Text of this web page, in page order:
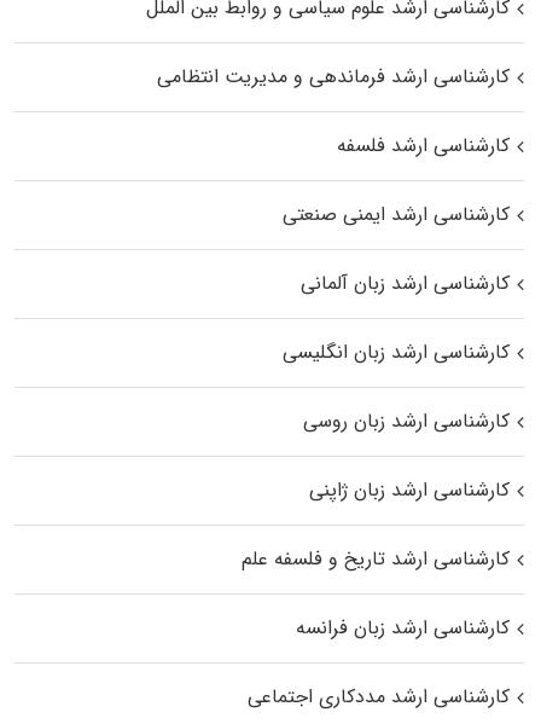
کارشناسی ارشد علوم سیاسی و روابط بین الملل
کارشناسی ارشد فرماندهی و مدیریت انتظامی
کارشناسی ارشد فلسفه
کارشناسی ارشد ایمنی صنعتی
کارشناسی ارشد زبان آلمانی
کارشناسی ارشد زبان انگلیسی
کارشناسی ارشد زبان روسی
کارشناسی ارشد زبان ژاپنی
کارشناسی ارشد تاریخ و فلسفه علم
کارشناسی ارشد زبان فرانسه
کارشناسی ارشد مددکاری اجتماعی